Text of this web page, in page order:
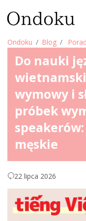
Ondoku Blog
Do nauki
wymowy i
próbek
speakerów:
męskie
22 lipca 2026